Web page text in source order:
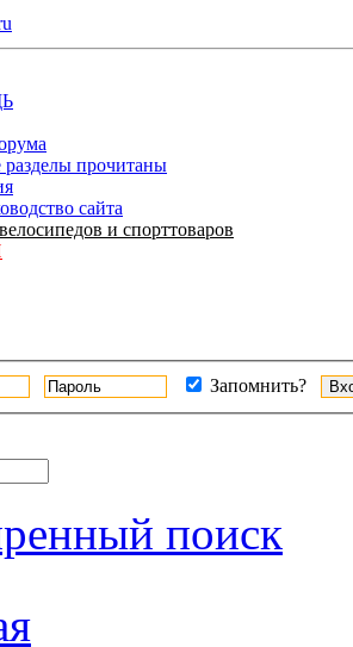
разделы прочитаны
сайта
и спорттоваров
Запомнить?
поиск